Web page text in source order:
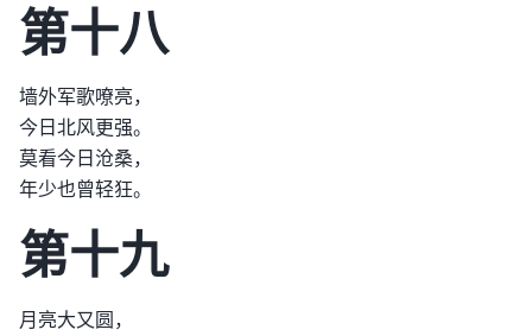
第十八
墙外军歌嘹亮，
今日北风更强。
莫看今日沧桑，
年少也曾轻狂。
第十九
月亮大又圆，